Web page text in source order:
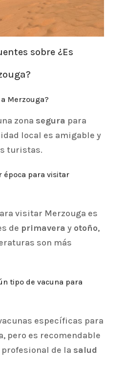
sobre ¿Es
Merzouga?
zona segura para
local es amigable y
turistas.
época para visitar
visitar Merzouga es
de primavera y otoño,
son más
tipo de vacuna para
específicas para
pero es recomendable
de la salud